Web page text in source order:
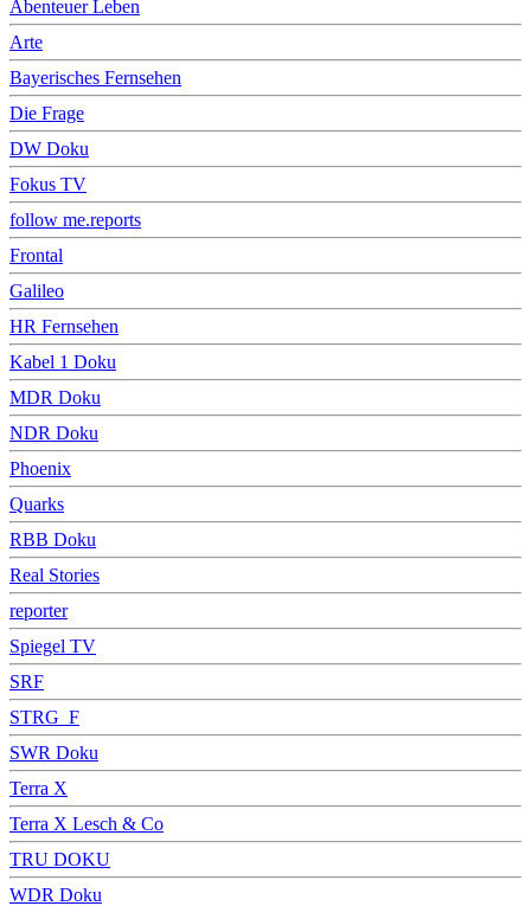
Abenteuer Leben
Arte
Bayerisches Fernsehen
Die Frage
DW Doku
Fokus TV
follow me.reports
Frontal
Galileo
HR Fernsehen
Kabel 1 Doku
MDR Doku
NDR Doku
Phoenix
Quarks
RBB Doku
Real Stories
reporter
Spiegel TV
SRF
STRG_F
SWR Doku
Terra X
Terra X Lesch & Co
TRU DOKU
WDR Doku